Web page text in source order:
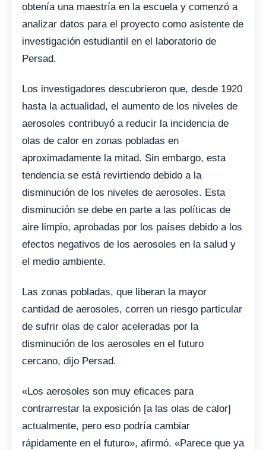
obtenía una maestría en la escuela y comenzó a
analizar datos para el proyecto como asistente de
investigación estudiantil en el laboratorio de
Persad.
Los investigadores descubrieron que, desde 1920
hasta la actualidad, el aumento de los niveles de
aerosoles contribuyó a reducir la incidencia de
olas de calor en zonas pobladas en
aproximadamente la mitad. Sin embargo, esta
tendencia se está revirtiendo debido a la
disminución de los niveles de aerosoles. Esta
disminución se debe en parte a las políticas de
aire limpio, aprobadas por los países debido a los
efectos negativos de los aerosoles en la salud y
el medio ambiente.
Las zonas pobladas, que liberan la mayor
cantidad de aerosoles, corren un riesgo particular
de sufrir olas de calor aceleradas por la
disminución de los aerosoles en el futuro
cercano, dijo Persad.
«Los aerosoles son muy eficaces para
contrarrestar la exposición [a las olas de calor]
actualmente, pero eso podría cambiar
rápidamente en el futuro», afirmó. «Parece que ya